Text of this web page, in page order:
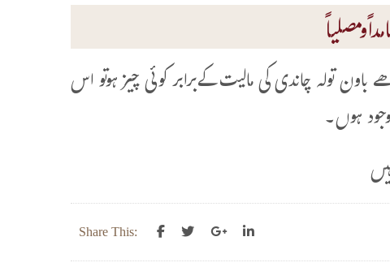
تولہ چاندی کی مالیت کےبرابر کوئی چیز ہوتو اس
ہوں۔
Share This: